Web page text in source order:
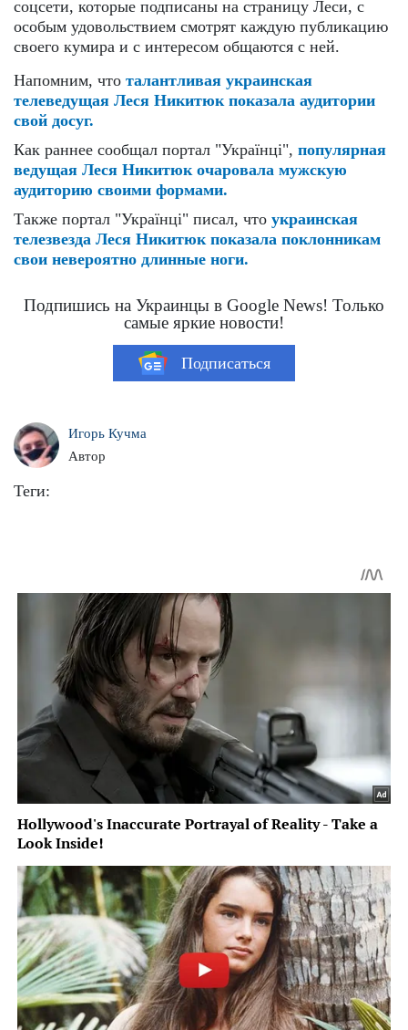
соцсети, которые подписаны на страницу Леси, с
особым удовольствием смотрят каждую публикацию
своего кумира и с интересом общаются с ней.
Напомним, что талантливая украинская
телеведущая Леся Никитюк показала аудитории
свой досуг.
Как раннее сообщал портал "Українці", популярная
ведущая Леся Никитюк очаровала мужскую
аудиторию своими формами.
Также портал "Українці" писал, что украинская
телезвезда Леся Никитюк показала поклонникам
свои невероятно длинные ноги.
Подпишись на Украинцы в Google News! Только
самые яркие новости!
Подписаться
Игорь Кучма
Автор
Теги: